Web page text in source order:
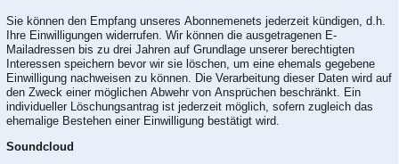
Sie können den Empfang unseres Abonnemenets jederzeit kündigen, d.h.
Ihre Einwilligungen widerrufen. Wir können die ausgetragenen E-
Mailadressen bis zu drei Jahren auf Grundlage unserer berechtigten
Interessen speichern bevor wir sie löschen, um eine ehemals gegebene
Einwilligung nachweisen zu können. Die Verarbeitung dieser Daten wird auf
den Zweck einer möglichen Abwehr von Ansprüchen beschränkt. Ein
individueller Löschungsantrag ist jederzeit möglich, sofern zugleich das
ehemalige Bestehen einer Einwilligung bestätigt wird.
Soundcloud